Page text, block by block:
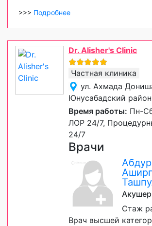
>>> Подробнее
Dr. Alisher's Clinic
Частная клиника
ул. Ахмада
Юнусабадский
Время работы: Пн-
ЛОР 24/7,
24/7
Врачи
Стаж
Врач высшей